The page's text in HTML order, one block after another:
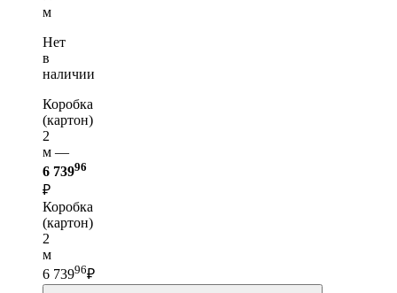
м
Нет
в
наличии
Коробка
(картон)
2
м —
6 73996
₽
Коробка
(картон)
2
м
6 73996₽